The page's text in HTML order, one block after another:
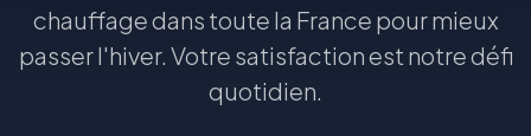
chauffage dans toute la France pour mieux
passer l'hiver. Votre satisfaction est notre défi
quotidien.